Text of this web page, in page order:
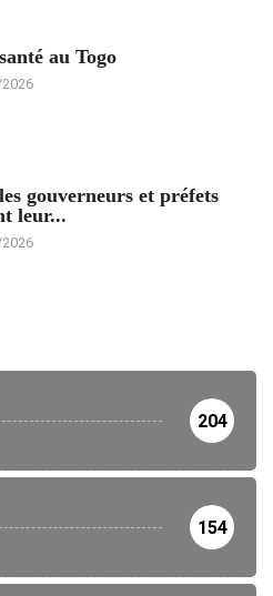
au Togo
gouverneurs et préfets
leur...
204
154